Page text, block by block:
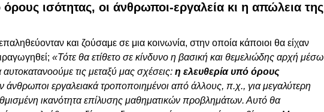
ισότητας, οι άνθρωποι-εργαλεία κι η απώλεια της
και ζούσαμε σε μια κοινωνία, στην οποία κάποιοι θα είχαν
«Τότε θα ετίθετο σε κίνδυνο η βασική και θεμελιώδης αρχή μέσω
τις μεταξύ μας σχέσεις: η ελευθερία υπό όρους
εργαλειακά τροποποιημένοι από άλλους, π.χ., για μεγαλύτερη
ικανότητα επίλυσης μαθηματικών προβλημάτων. Αυτό θα